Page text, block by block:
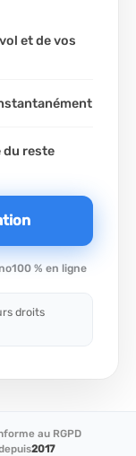
et de vos
du reste
100 % en ligne
droits
au RGPD
2017